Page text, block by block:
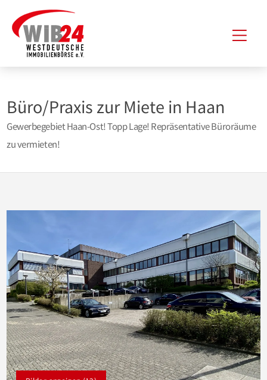
Inhalt
springen
Büro/Praxis zur Miete in Haan
Gewerbegebiet Haan-Ost! Topp Lage! Repräsentative Büroräume
zu vermieten!